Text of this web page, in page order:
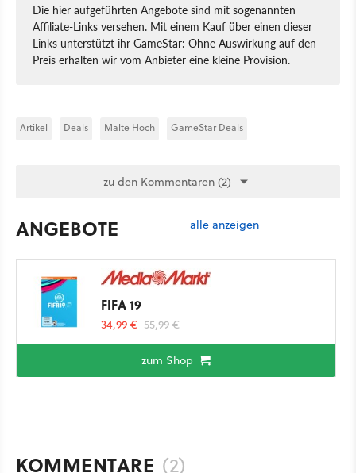
Die hier aufgeführten Angebote sind mit sogenannten
Affiliate-Links versehen. Mit einem Kauf über einen dieser
Links unterstützt ihr GameStar: Ohne Auswirkung auf den
Preis erhalten wir vom Anbieter eine kleine Provision.
Artikel Deals Malte Hoch GameStar Deals
zu den Kommentaren (2)
ANGEBOTE alle anzeigen
FIFA 19
34,99 € 55,99 €
zum Shop
KOMMENTARE (2)